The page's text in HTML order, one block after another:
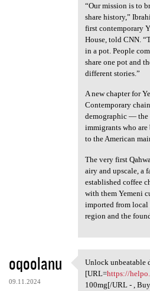
“Our mission is to
share history,”
first contemporary
House, told CNN.
in a pot. People
share one pot and
different stories.”
A new chapter for
Contemporary
demographic — the
immigrants who
to the American
The very first
airy and upscale, a
established coffee
with them Yemeni
imported from local
region and the
oqoolanu
09.11.2024
Unlock
Unlock unbeatable
[URL=https://
100mg[/URL - ,